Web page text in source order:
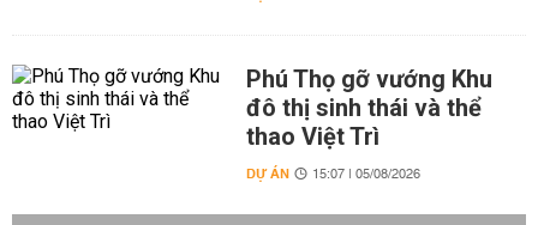
Phú Thọ gỡ vướng Khu
đô thị sinh thái và thể
thao Việt Trì
DỰ ÁN 15:07 | 05/08/2026